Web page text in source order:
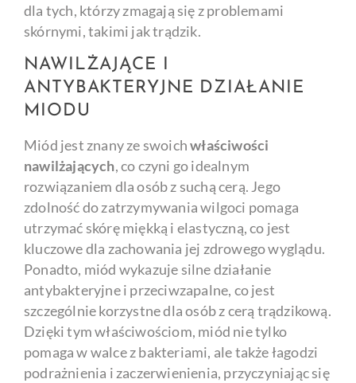
dla tych, którzy zmagają się z problemami
skórnymi, takimi jak trądzik.
NAWILŻAJĄCE I
ANTYBAKTERYJNE DZIAŁANIE
MIODU
Miód jest znany ze swoichwłaściwości
nawilżających, co czyni go idealnym
rozwiązaniem dla osób z suchą cerą. Jego
zdolność do zatrzymywania wilgoci pomaga
utrzymać skórę miękką i elastyczną, co jest
kluczowe dla zachowania jej zdrowego wyglądu.
Ponadto, miód wykazuje silne działanie
antybakteryjne i przeciwzapalne, co jest
szczególnie korzystne dla osób z cerą trądzikową.
Dzięki tym właściwościom, miód nie tylko
pomaga w walce z bakteriami, ale także łagodzi
podrażnienia i zaczerwienienia, przyczyniając się